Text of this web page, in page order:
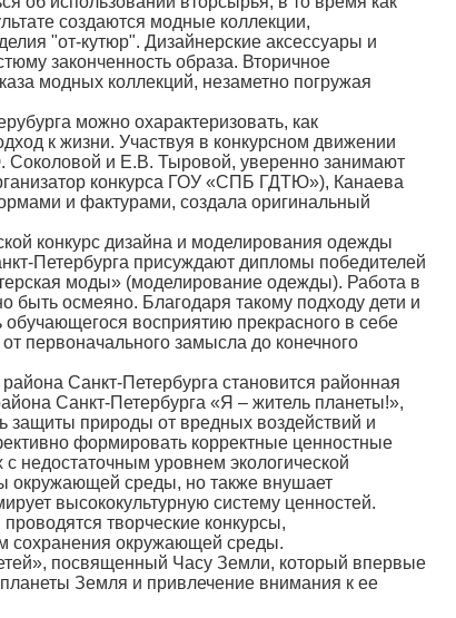
создаются модные коллекции,
"от-кутюр". Дизайнерские аксессуары и
законченность образа. Вторичное
модных коллекций, незаметно погружая
можно охарактеризовать, как
к жизни. Участвуя в конкурсном движении
и Е.В. Тыровой, уверенно занимают
конкурса ГОУ «СПБ ГДТЮ»), Канаева
и фактурами, создала оригинальный
конкурс дизайна и моделирования одежды
Петербурга присуждают дипломы победителей
моды» (моделирование одежды). Работа в
быть осмеяно. Благодаря такому подходу дети и
восприятию прекрасного в себе
первоначального замысла до конечного
Санкт-Петербурга становится районная
Санкт-Петербурга «Я – житель планеты!»,
защиты природы от вредных воздействий и
формировать корректные ценностные
недостаточным уровнем экологической
окружающей среды, но также внушает
высококультурную систему ценностей.
творческие конкурсы,
сохранения окружающей среды.
посвященный Часу Земли, который впервые
Земля и привлечение внимания к ее